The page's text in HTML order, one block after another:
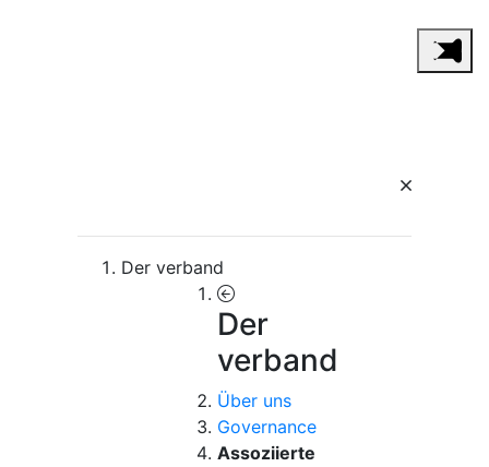
Der verband
Der
verband
Über uns
Governance
Assoziierte